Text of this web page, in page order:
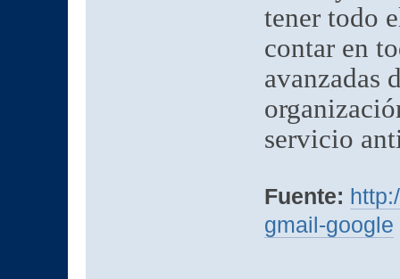
tener todo
contar en
avanzadas
servicio
Fuente:
gmail-google